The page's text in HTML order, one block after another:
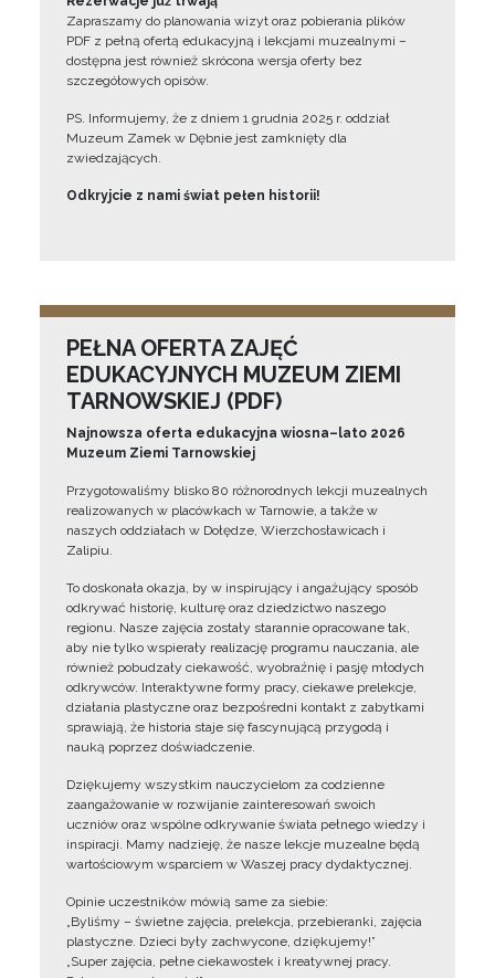
Zapraszamy do planowania wizyt oraz pobierania plików
PDF z pełną ofertą edukacyjną i lekcjami muzealnymi –
dostępna jest również skrócona wersja oferty bez
szczegółowych opisów.
PS. Informujemy, że z dniem 1 grudnia 2025 r. oddział
Muzeum Zamek w Dębnie jest zamknięty dla
zwiedzających.
Odkryjcie z nami świat pełen historii!
PEŁNA OFERTA ZAJĘĆ
EDUKACYJNYCH MUZEUM ZIEMI
TARNOWSKIEJ (PDF)
Najnowsza oferta edukacyjna wiosna–lato 2026
Muzeum Ziemi Tarnowskiej
Przygotowaliśmy blisko 80 różnorodnych lekcji muzealnych
realizowanych w placówkach w Tarnowie, a także w
naszych oddziałach w Dołędze, Wierzchosławicach i
Zalipiu.
To doskonała okazja, by w inspirujący i angażujący sposób
odkrywać historię, kulturę oraz dziedzictwo naszego
regionu. Nasze zajęcia zostały starannie opracowane tak,
aby nie tylko wspierały realizację programu nauczania, ale
również pobudzały ciekawość, wyobraźnię i pasję młodych
odkrywców. Interaktywne formy pracy, ciekawe prelekcje,
działania plastyczne oraz bezpośredni kontakt z zabytkami
sprawiają, że historia staje się fascynującą przygodą i
nauką poprzez doświadczenie.
Dziękujemy wszystkim nauczycielom za codzienne
zaangażowanie w rozwijanie zainteresowań swoich
uczniów oraz wspólne odkrywanie świata pełnego wiedzy i
inspiracji. Mamy nadzieję, że nasze lekcje muzealne będą
wartościowym wsparciem w Waszej pracy dydaktycznej.
Opinie uczestników mówią same za siebie:
„Byliśmy – świetne zajęcia, prelekcja, przebieranki, zajęcia
plastyczne. Dzieci były zachwycone, dziękujemy!”
„Super zajęcia, pełne ciekawostek i kreatywnej pracy.